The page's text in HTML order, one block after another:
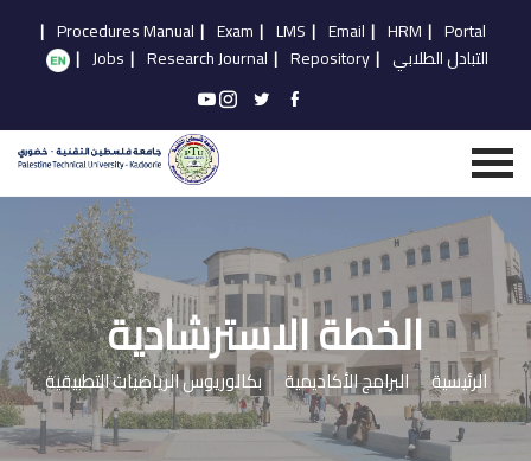
Portal
|
HRM
|
Email
|
LMS
|
Exam
|
Procedures Manual
|
التبادل الطلابي |
Repository
|
Research Journal
|
Jobs
|
الخطة الاسترشادية
الرئيسية البرامج الأكاديمية بكالوريوس الرياضيات التطبيقية